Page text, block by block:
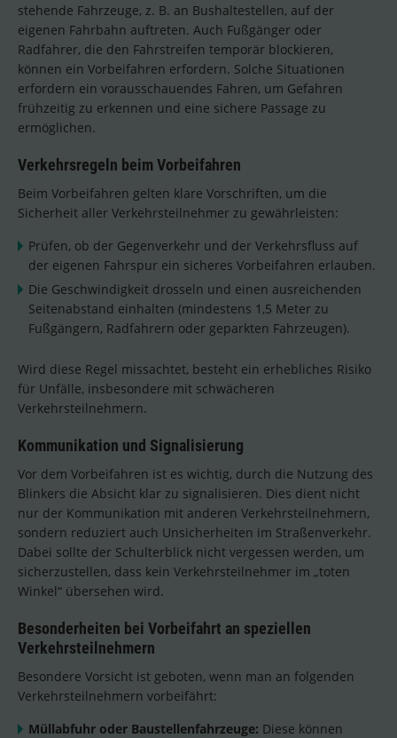
stehende Fahrzeuge, z. B. an Bushaltestellen, auf der
eigenen Fahrbahn auftreten. Auch Fußgänger oder
Radfahrer, die den Fahrstreifen temporär blockieren,
können ein Vorbeifahren erfordern. Solche Situationen
erfordern ein vorausschauendes Fahren, um Gefahren
frühzeitig zu erkennen und eine sichere Passage zu
ermöglichen.
Verkehrsregeln beim Vorbeifahren
Beim Vorbeifahren gelten klare Vorschriften, um die
Sicherheit aller Verkehrsteilnehmer zu gewährleisten:
Prüfen, ob der Gegenverkehr und der Verkehrsfluss auf
der eigenen Fahrspur ein sicheres Vorbeifahren erlauben.
Die Geschwindigkeit drosseln und einen ausreichenden
Seitenabstand einhalten (mindestens 1,5 Meter zu
Fußgängern, Radfahrern oder geparkten Fahrzeugen).
Wird diese Regel missachtet, besteht ein erhebliches Risiko
für Unfälle, insbesondere mit schwächeren
Verkehrsteilnehmern.
Kommunikation und Signalisierung
Vor dem Vorbeifahren ist es wichtig, durch die Nutzung des
Blinkers die Absicht klar zu signalisieren. Dies dient nicht
nur der Kommunikation mit anderen Verkehrsteilnehmern,
sondern reduziert auch Unsicherheiten im Straßenverkehr.
Dabei sollte der Schulterblick nicht vergessen werden, um
sicherzustellen, dass kein Verkehrsteilnehmer im „toten
Winkel“ übersehen wird.
Besonderheiten bei Vorbeifahrt an speziellen
Verkehrsteilnehmern
Besondere Vorsicht ist geboten, wenn man an folgenden
Verkehrsteilnehmern vorbeifährt:
Müllabfuhr oder Baustellenfahrzeuge: Diese können